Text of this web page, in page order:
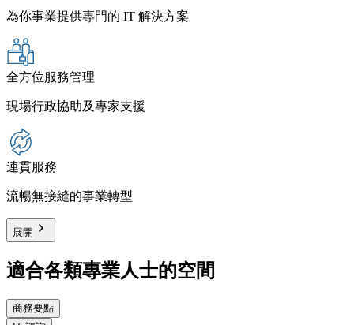
為你事業提供專門的 IT 解決方案
全方位服務管理
現場行政協助及專家支援
連貫服務
流暢無接縫的事業轉型
展開
適合各類專業人士的空間
商務要點